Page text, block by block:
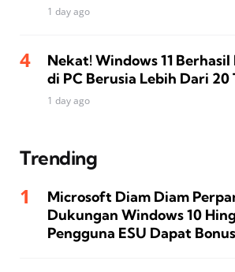
1 day ago
Nekat! Windows 11
di PC Berusia Lebih Dari 20
1 day ago
Trending
Microsoft Diam Diam
Dukungan Windows 10
Pengguna ESU Dapat